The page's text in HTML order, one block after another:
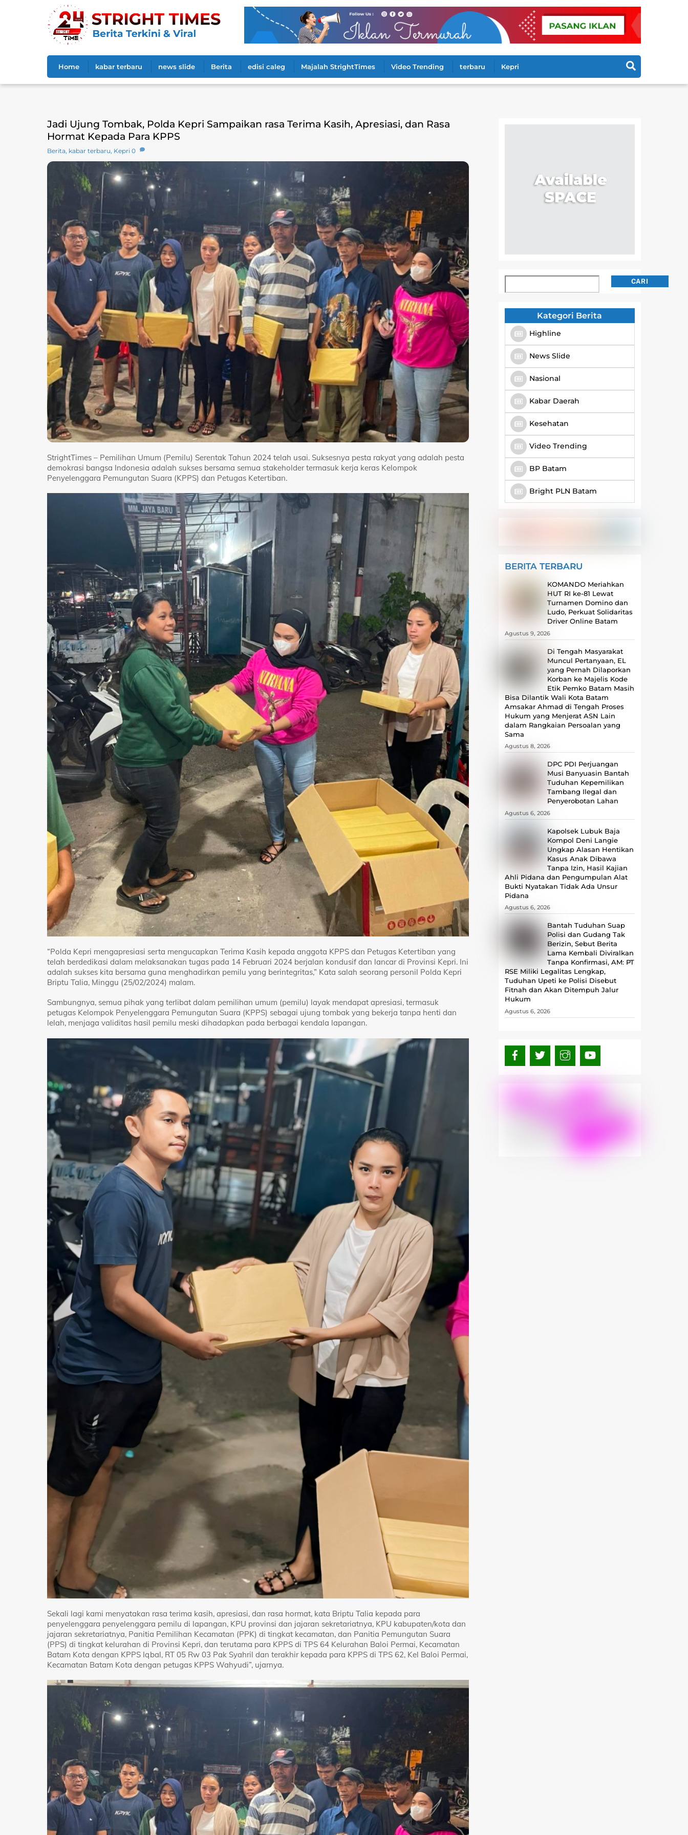
Home kabar terbaru news slide Berita edisi caleg Majalah StrightTimes Video Trending terbaru Kepri
Jadi Ujung Tombak, Polda Kepri Sampaikan rasa Terima Kasih, Apresiasi, dan Rasa
Hormat Kepada Para KPPS
Berita, kabar terbaru, Kepri 0
StrightTimes – Pemilihan Umum (Pemilu) Serentak Tahun 2024 telah usai. Suksesnya pesta rakyat yang adalah pesta
demokrasi bangsa Indonesia adalah sukses bersama semua stakeholder termasuk kerja keras Kelompok
Penyelenggara Pemungutan Suara (KPPS) dan Petugas Ketertiban.
“Polda Kepri mengapresiasi serta mengucapkan Terima Kasih kepada anggota KPPS dan Petugas Ketertiban yang
telah berdedikasi dalam melaksanakan tugas pada 14 Februari 2024 berjalan kondusif dan lancar di Provinsi Kepri. Ini
adalah sukses kita bersama guna menghadirkan pemilu yang berintegritas,” Kata salah seorang personil Polda Kepri
Briptu Talia, Minggu (25/02/2024) malam.
Sambungnya, semua pihak yang terlibat dalam pemilihan umum (pemilu) layak mendapat apresiasi, termasuk
petugas Kelompok Penyelenggara Pemungutan Suara (KPPS) sebagai ujung tombak yang bekerja tanpa henti dan
lelah, menjaga validitas hasil pemilu meski dihadapkan pada berbagai kendala lapangan.
Sekali lagi kami menyatakan rasa terima kasih, apresiasi, dan rasa hormat, kata Briptu Talia kepada para
penyelenggara penyelenggara pemilu di lapangan, KPU provinsi dan jajaran sekretariatnya, KPU kabupaten/kota dan
jajaran sekretariatnya, Panitia Pemilihan Kecamatan (PPK) di tingkat kecamatan, dan Panitia Pemungutan Suara
(PPS) di tingkat kelurahan di Provinsi Kepri, dan terutama para KPPS di TPS 64 Kelurahan Baloi Permai, Kecamatan
Batam Kota dengan KPPS Iqbal, RT 05 Rw 03 Pak Syahril dan terakhir kepada para KPPS di TPS 62, Kel Baloi Permai,
Kecamatan Batam Kota dengan petugas KPPS Wahyudi”, ujarnya.
CARI
Kategori Berita
Highline
News Slide
Nasional
Kabar Daerah
Kesehatan
Video Trending
BP Batam
Bright PLN Batam
BERITA TERBARU
KOMANDO Meriahkan
HUT RI ke-81 Lewat
Turnamen Domino dan
Ludo, Perkuat Solidaritas
Driver Online Batam
Agustus 9, 2026
Di Tengah Masyarakat
Muncul Pertanyaan, EL
yang Pernah Dilaporkan
Korban ke Majelis Kode
Etik Pemko Batam Masih
Bisa Dilantik Wali Kota Batam
Amsakar Ahmad di Tengah Proses
Hukum yang Menjerat ASN Lain
dalam Rangkaian Persoalan yang
Sama
Agustus 8, 2026
DPC PDI Perjuangan
Musi Banyuasin Bantah
Tuduhan Kepemilikan
Tambang Ilegal dan
Penyerobotan Lahan
Agustus 6, 2026
Kapolsek Lubuk Baja
Kompol Deni Langie
Ungkap Alasan Hentikan
Kasus Anak Dibawa
Tanpa Izin, Hasil Kajian
Ahli Pidana dan Pengumpulan Alat
Bukti Nyatakan Tidak Ada Unsur
Pidana
Agustus 6, 2026
Bantah Tuduhan Suap
Polisi dan Gudang Tak
Berizin, Sebut Berita
Lama Kembali Diviralkan
Tanpa Konfirmasi, ‎AM: PT
RSE Miliki Legalitas Lengkap,
Tuduhan Upeti ke Polisi Disebut
Fitnah dan Akan Ditempuh Jalur
Hukum
Agustus 6, 2026